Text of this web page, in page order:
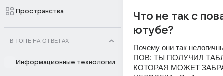
Пространства
В ТОПЕ НА ОТВЕТАХ
Информационные технологии
Что не так с
ютубе?
Почему они так
ПОВ: ТЫ ПОЛУЧИЛ
КОТОРАЯ МОЖЕТ